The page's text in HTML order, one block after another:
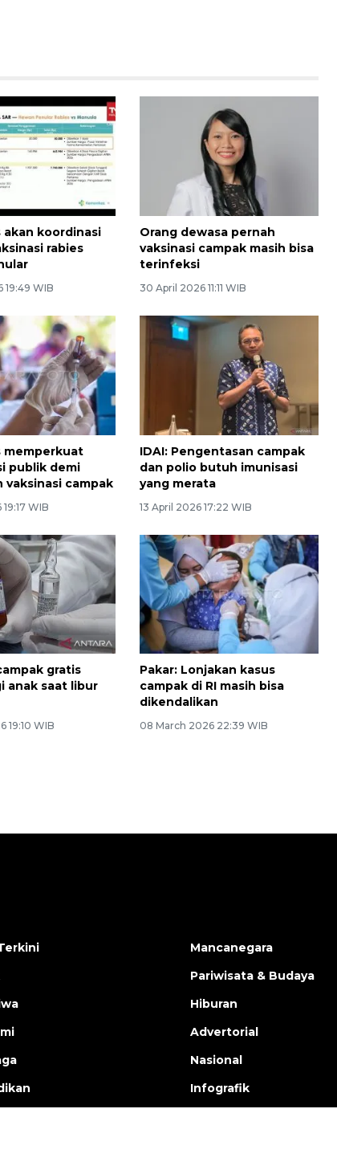
akan koordinasi
rabies
19:49 WIB
Orang dewasa pernah
vaksinasi campak masih bisa
terinfeksi
30 April 2026 11:11 WIB
memperkuat
publik demi
campak
WIB
IDAI: Pengentasan campak
dan polio butuh imunisasi
yang merata
13 April 2026 17:22 WIB
gratis
anak saat libur
19:10 WIB
Pakar: Lonjakan kasus
campak di RI masih bisa
dikendalikan
08 March 2026 22:39 WIB
seniman neurodivergen
03 August 2026 13:03 WIB
Mancanegara
Pariwisata & Budaya
Hiburan
Advertorial
Nasional
Infografik